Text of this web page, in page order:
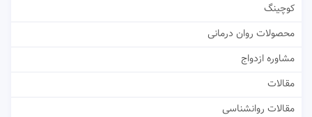
کوچینگ
محصولات روان درمانی
مشاوره ازدواج
مقالات
مقالات روانشناسی